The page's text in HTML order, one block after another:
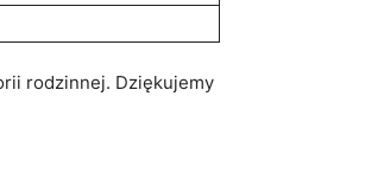
rodzinnej. Dziękujemy